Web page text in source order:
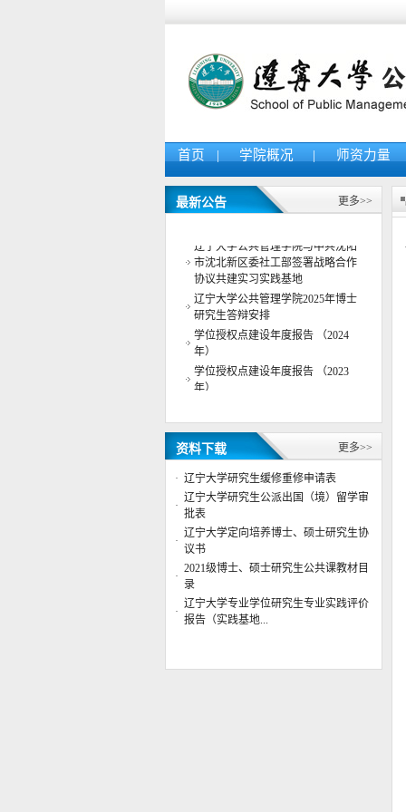
首页 | 学院概况 | 师资力量
最新公告 更多>>
公共管理学院举办“AI智能体教学
市沈北新区委社工部签署战略合作
协议共建实习实践基地
辽宁大学公共管理学院2025年博士
研究生答辩安排
学位授权点建设年度报告 （2024
年）
学位授权点建设年度报告 （2023
年）
辽宁大学公共管理学院2024年博士
研究生答辩安排
公共管理学院院徽征集评选结果公
示
公共管理学院行政管理系主任董杨
副教授应邀参加“第六届数字政府
治理高峰”专题论...
辽宁大学公共管理学院2023年博士
辽宁大学公共管理学院2023年博士
研究生复试工作实施细则
资料下载 更多>>
· 辽宁大学研究生缓修重修申请表
·
辽宁大学研究生公派出国（境）留学审
批表
·
辽宁大学定向培养博士、硕士研究生协
议书
·
2021级博士、硕士研究生公共课教材目
录
·
辽宁大学专业学位研究生专业实践评价
报告（实践基地...